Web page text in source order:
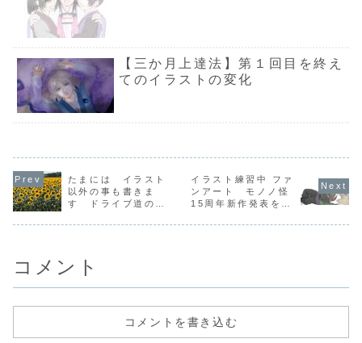
【三か月上達法】第１回目を終え
てのイラストの変化
たまには イラスト
以外の事も書きま
す ドライブ道の駅
イラスト練習中 ファ
ンアート モノノ怪
15周年新作発表を記
5作品題材に描いて
コメント
コメントを書き込む